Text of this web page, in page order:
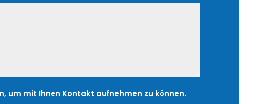
um mit Ihnen Kontakt aufnehmen zu können.